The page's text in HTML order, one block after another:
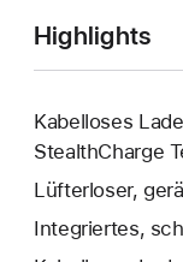
Highlights
Kabelloses
StealthCharge
Lüfterloser,
Integriertes,